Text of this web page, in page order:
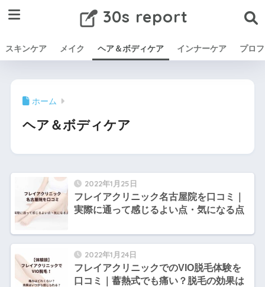
30s report
スキンケア メイク ヘア＆ボディケア インナーケア プロ
ホーム
ヘア＆ボディケア
2022年1月25日
フレイアクリニック名古屋院を口コミ｜
実際に通って感じるよい点・気になる点
2022年1月24日
フレイアクリニックでのVIO脱毛体験を
口コミ｜蓄熱式でも痛い？脱毛の効果は